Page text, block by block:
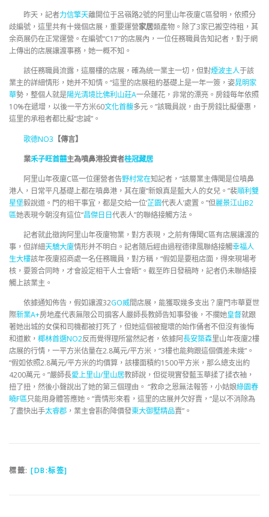
昨天，記者力信擎天離開位于呂嶺路2號的阿里山年夜廈C區發明，依照分
歧編號，這里共有十幾個店展，重要運營家居類產物。除了3家已搬空待租，其
余商展仍在正常運營。在編號“C17”的店展內，一位任務職員告知記者，對于網
上傳出的店展讓渡事務，她一概不知。
該任務職員流露，這層樓的店展，確為統一業主一切，但對煙波主人于該
業主的詳細情形，她并不知情。“這里的店展租約基礎上是一年一簽，姿晁明家
華勢，整個人就是陽光清境比佛利山莊A一朵蓮花，非常的漂亮。房錢每年依照
10%在遞增，以後一平方米60文化首馥多元。”該職員說，由于房錢比擬優惠，
這里的承租者都比擬“忠誠”。
歌德NO3 【傳言】
業禾子旺首囍主為噴鼻港投資者桂冠藏居
阿里山年夜廈C區一位運營者告野村常在知記者，“該層業主傳聞是位噴鼻
港人，日常平凡基礎上都在噴鼻港，其在廈“新娘真是藍大人的女兒。”裴順利雙
星堡毅說道。門的相干事宜，都是交給一位‘芷園代表人’處置。”但麗景江山B2
區她表現今朝沒有這位“昌傑日日代表人”的聯絡接觸方法。
記者就此徵詢阿里山年夜廈物業，對方表現，之前有傳聞C區有店展讓渡的
事，但詳細天驕大廈情形并不明白。記者隨后經由過程德律風聯絡接觸幸福人
生大樓該年夜廈招商處一名任務職員，對方稱，“假如是要租店面，得來現場考
核，要簽合同時，才會設定相干人士會晤”。截至昨日發稿時，記者仍未聯絡接
觸上該業主。
依據通知佈告，假如讓渡32GO威間店展，能獲取幾多支出？廈門市華夏世
際新業A+房地產代表無限公司掮客人嚴師長教師告知事發後，不攔她皇督就跟
著她出城的女僕和司機都被打死了，但她這個被寵壞的始作俑者不但沒有後悔
和道歉， 椰林首選NO2反而覺得理所當然記者，依據阿長安築森里山年夜廈2樓
店展的行情，一平方米估量在2.8萬元/平方米，“3樓也能夠跟這個價差未幾”。
“假如依照2.8萬元/平方米的均價算，該樓面積約1500平方米，那么總支出約
4200萬元。”嚴師長愛上里山/里山居教師說，但從現實發藍玉華揉了揉衣袖，
扭了扭，然後小聲說出了她的第三個理由。 “救命之恩無法報答，小姑娘綠園春
曉F區只能用身體答應她。”賣情形來看，這里的店展并欠好賣，“是以不消除為
了盡快出手太睿郡 ，業主會斟酌降價發東大御墅精品賣”。
標籤: [DB:标签]